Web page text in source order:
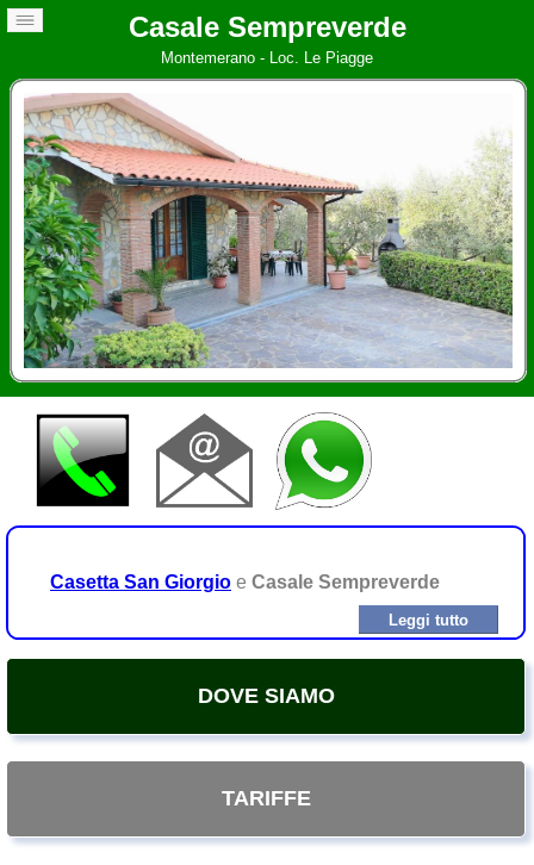
Casale Sempreverde
Montemerano - Loc. Le Piagge
Casetta San Giorgio e Casale Sempreverde
Leggi tutto
DOVE SIAMO
TARIFFE